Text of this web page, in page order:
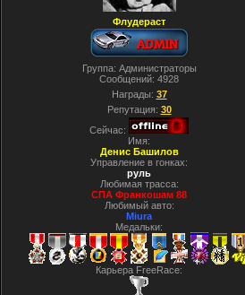
Флудераст
Группа: Администраторы
Сообщений: 4928
Награды: 37
Репутация: 30
Сейчас:
Имя:
Денис Башилов
Управление в гонках:
руль
Любимая трасса:
СПА Франкошам 88
Любимый авто:
Miura
Медальки:
Карьера FreeRace: